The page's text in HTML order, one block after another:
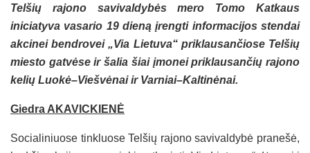
Telšių rajono savivaldybės mero Tomo Katkaus
iniciatyva vasario 19 dieną įrengti informacijos stendai
akcinei bendrovei „Via Lietuva“ priklausančiose Telšių
miesto gatvėse ir šalia šiai įmonei priklausančių rajono
kelių Luokė–Viešvėnai ir Varniai–Kaltinėnai.
Giedra AKAVICKIENĖ
Socialiniuose tinkluose Telšių rajono savivaldybė pranešė,